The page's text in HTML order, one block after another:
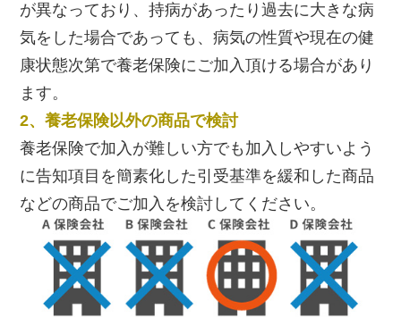
が異なっており、持病があったり過去に大きな病
気をした場合であっても、病気の性質や現在の健
康状態次第で養老保険にご加入頂ける場合があり
ます。
2、養老保険以外の商品で検討
養老保険で加入が難しい方でも加入しやすいよう
に告知項目を簡素化した引受基準を緩和した商品
などの商品でご加入を検討してください。